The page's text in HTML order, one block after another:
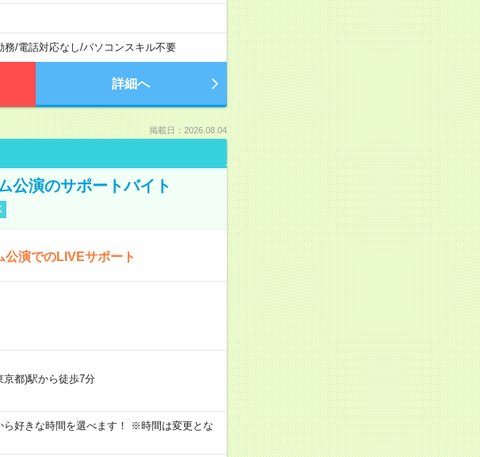
務/電話対応なし/パソコンスキル不要
詳細へ
掲載日：2026.08.04
公演のサポートバイト
演でのLIVEサポート
京都)駅から徒歩7分
ら好きな時間を選べます！ ※時間は変更とな